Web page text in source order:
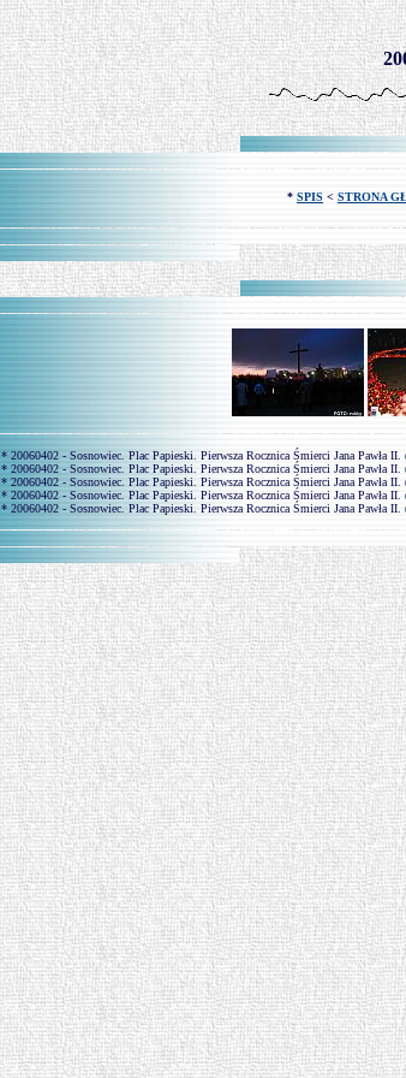
* SPIS < STRONA
* 20060402 - Sosnowiec. Plac Papieski. Pierwsza Rocznica Śmierci Jana Pawła
* 20060402 - Sosnowiec. Plac Papieski. Pierwsza Rocznica Śmierci Jana Pawła
* 20060402 - Sosnowiec. Plac Papieski. Pierwsza Rocznica Śmierci Jana Pawła
* 20060402 - Sosnowiec. Plac Papieski. Pierwsza Rocznica Śmierci Jana Pawła
* 20060402 - Sosnowiec. Plac Papieski. Pierwsza Rocznica Śmierci Jana Pawła